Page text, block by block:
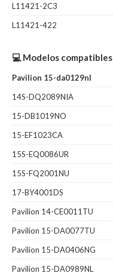
L11421-2C3
L11421-422
💻 Modelos compatibles
Pavilion 15-da0129nl
14S-DQ2089NIA
15-DB1019NO
15-EF1023CA
15S-EQ0086UR
15S-FQ2001NU
17-BY4001DS
Pavilion 14-CE0011TU
Pavilion 15-DA0077TU
Pavilion 15-DA0406NG
Pavilion 15-DA0989NL